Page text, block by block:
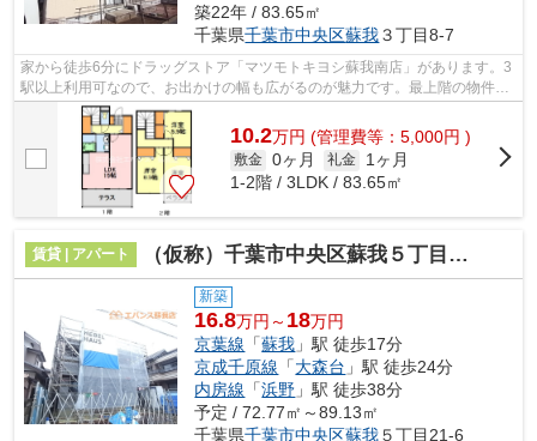
築22年 / 83.65㎡
千葉県千葉市中央区蘇我３丁目8-7
家から徒歩6分にドラッグストア「マツモトキヨシ蘇我南店」があります。3
駅以上利用可なので、お出かけの幅も広がるのが魅力です。最上階の物件で
す。ぜひ一度見ていただきたい、「グ...
10.2万円 (管理費等：5,000円 )
敷金 0ヶ月 礼金
1ヶ月
1-2階 / 3LDK / 83.65㎡
賃貸 | アパート （仮称）千葉市中央区蘇我５丁目メゾン
新築
16.8万円～ 18万円
京葉線 「蘇我 」駅 徒歩17分
京成千原線 「大森台 」駅 徒歩24分
内房線 「浜野 」駅 徒歩38分
予定 / 72.77㎡～89.13㎡
千葉県千葉市中央区蘇我５丁目21-6